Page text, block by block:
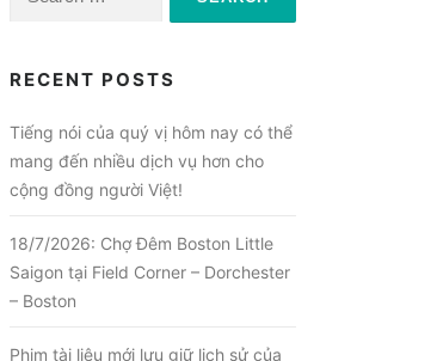
RECENT POSTS
Tiếng nói của quý vị hôm nay có thể
mang đến nhiều dịch vụ hơn cho
cộng đồng người Việt!
18/7/2026: Chợ Đêm Boston Little
Saigon tại Field Corner – Dorchester
– Boston
Phim tài liệu mới lưu giữ lịch sử của